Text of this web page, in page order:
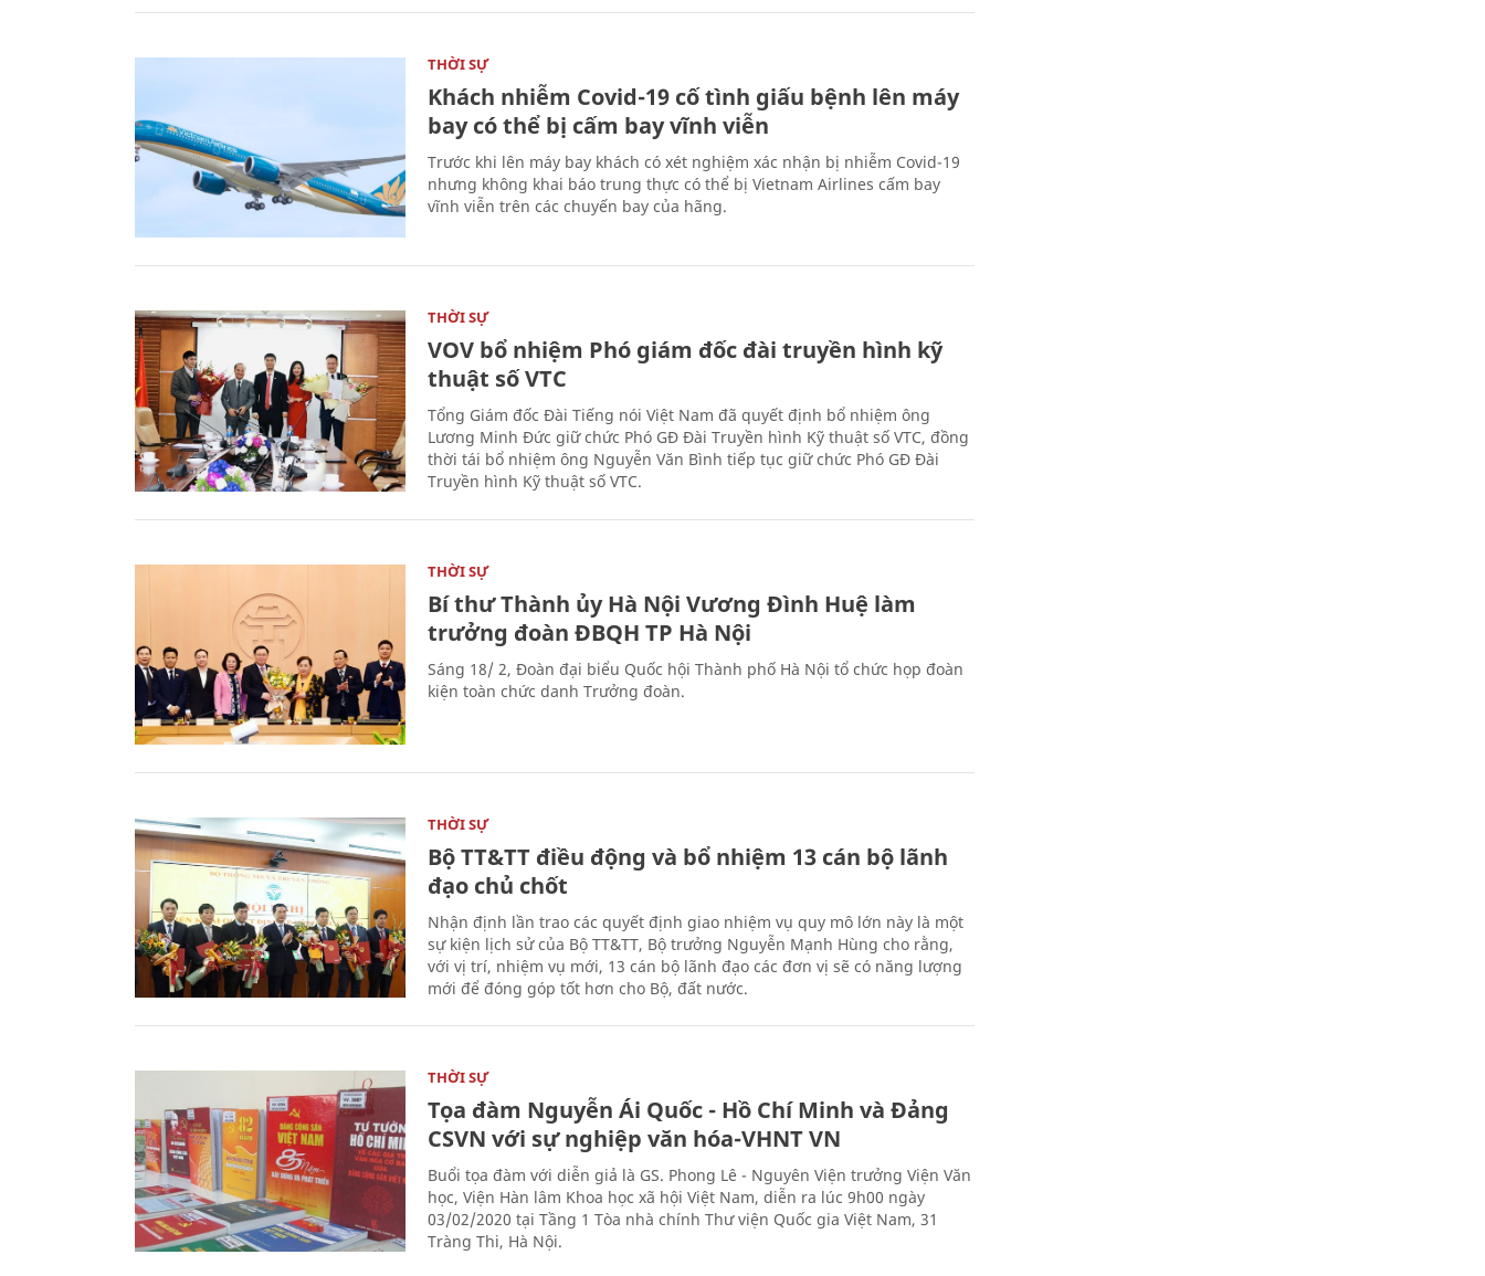
THỜI SỰ
Khách nhiễm Covid-19 cố tình giấu bệnh lên máy
bay có thể bị cấm bay vĩnh viễn
Trước khi lên máy bay khách có xét nghiệm xác nhận bị nhiễm Covid-19
nhưng không khai báo trung thực có thể bị Vietnam Airlines cấm bay
vĩnh viễn trên các chuyến bay của hãng.
THỜI SỰ
VOV bổ nhiệm Phó giám đốc đài truyền hình kỹ
thuật số VTC
Tổng Giám đốc Đài Tiếng nói Việt Nam đã quyết định bổ nhiệm ông
Lương Minh Đức giữ chức Phó GĐ Đài Truyền hình Kỹ thuật số VTC, đồng
thời tái bổ nhiệm ông Nguyễn Văn Bình tiếp tục giữ chức Phó GĐ Đài
Truyền hình Kỹ thuật số VTC.
THỜI SỰ
Bí thư Thành ủy Hà Nội Vương Đình Huệ làm
trưởng đoàn ĐBQH TP Hà Nội
Sáng 18/ 2, Đoàn đại biểu Quốc hội Thành phố Hà Nội tổ chức họp đoàn
kiện toàn chức danh Trưởng đoàn.
THỜI SỰ
Bộ TT&TT điều động và bổ nhiệm 13 cán bộ lãnh
đạo chủ chốt
Nhận định lần trao các quyết định giao nhiệm vụ quy mô lớn này là một
sự kiện lịch sử của Bộ TT&TT, Bộ trưởng Nguyễn Mạnh Hùng cho rằng,
với vị trí, nhiệm vụ mới, 13 cán bộ lãnh đạo các đơn vị sẽ có năng lượng
mới để đóng góp tốt hơn cho Bộ, đất nước.
THỜI SỰ
Tọa đàm Nguyễn Ái Quốc - Hồ Chí Minh và Đảng
CSVN với sự nghiệp văn hóa-VHNT VN
Buổi tọa đàm với diễn giả là GS. Phong Lê - Nguyên Viện trưởng Viện Văn
học, Viện Hàn lâm Khoa học xã hội Việt Nam, diễn ra lúc 9h00 ngày
03/02/2020 tại Tầng 1 Tòa nhà chính Thư viện Quốc gia Việt Nam, 31
Tràng Thi, Hà Nội.